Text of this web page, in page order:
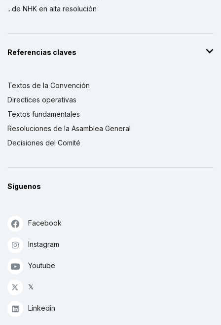
...de NHK en alta resolución
Referencias claves
Textos de la Convención
Directices operativas
Textos fundamentales
Resoluciones de la Asamblea General
Decisiones del Comité
Síguenos
Facebook
Instagram
Youtube
𝕏
Linkedin